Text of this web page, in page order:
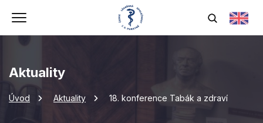
Aktuality
Úvod Aktuality 18. konference Tabák a zdraví